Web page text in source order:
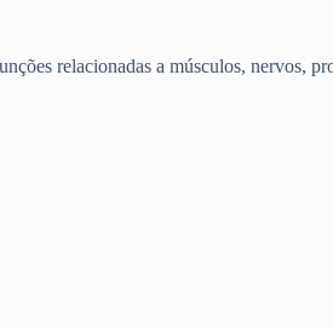
relacionadas a músculos, nervos,